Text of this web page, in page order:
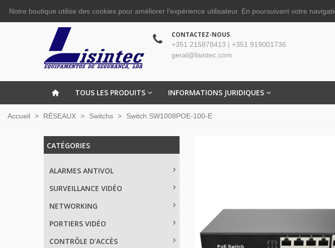
CONTACTEZ-NOUS
+351 215878413 | +351 919001736
geral@lisintec.com
TOUS LES PRODUITS INFORMATIONS JURIDIQUES
Accueil > RÉSEAUX > Switchs > Switch SW1008POE-100-E
CATÉGORIES
ALARMES ANTIVOL
SURVEILLANCE VIDÉO
NETWORKING
PORTIERS VIDÉO
CONTRÔLE D'ACCÈS
Notre boutique utilise des cookies pour améliorer l'expérience utilisateur. En poursuivant votre